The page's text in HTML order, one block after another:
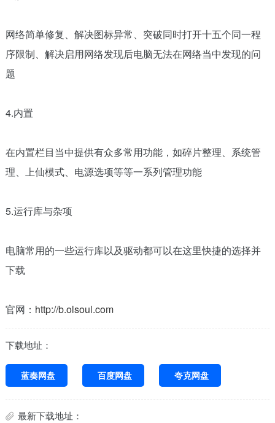
网络简单修复、解决图标异常、突破同时打开十五个同一程
序限制、解决启用网络发现后电脑无法在网络当中发现的问
题
4.内置
在内置栏目当中提供有众多常用功能，如碎片整理、系统管
理、上仙模式、电源选项等等一系列管理功能
5.运行库与杂项
电脑常用的一些运行库以及驱动都可以在这里快捷的选择并
下载
官网： http://b.olsoul.com
下载地址：
蓝奏网盘 百度网盘 夸克网盘
最新下载地址：